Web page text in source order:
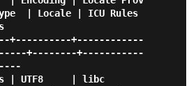
| Locale | ICU Rules
+----------+------------
+--------+-----------